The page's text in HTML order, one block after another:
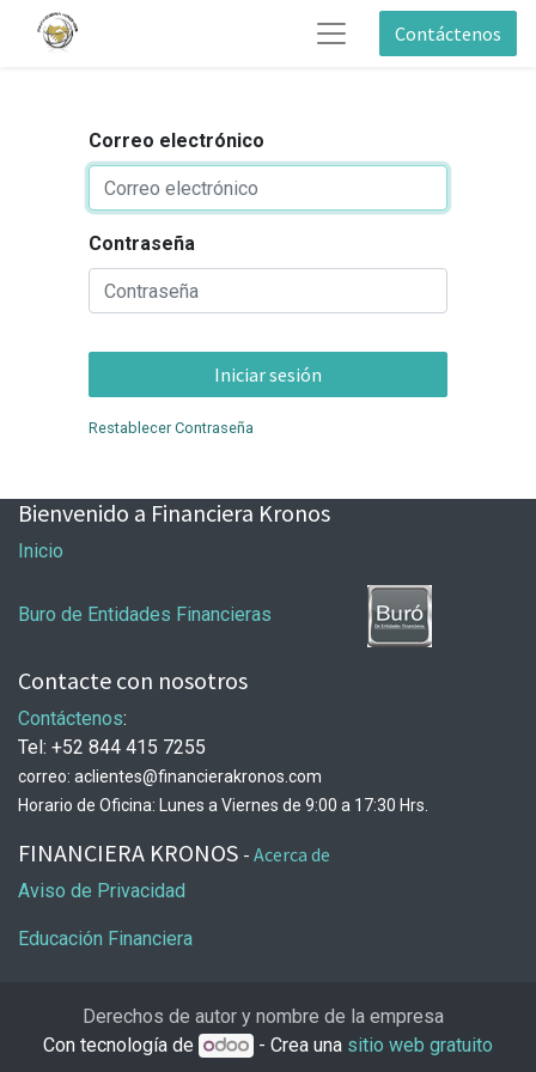
Contáctenos
Correo electrónico
Contraseña
Iniciar sesión
Restablecer Contraseña
Bienvenido a Financiera Kronos
Inicio
Buro de Entidades Financieras
Contacte con nosotros
Contáctenos:
Tel: +52 844 415 7255
correo: aclientes@financierakronos.com
Horario de Oficina: Lunes a Viernes de 9:00 a 17:30 Hrs.
FINANCIERA KRONOS - Acerca de
Aviso de Privacidad
Educación Financiera
Derechos de autor y nombre de la empresa
Con tecnología de
- Crea una sitio web gratuito